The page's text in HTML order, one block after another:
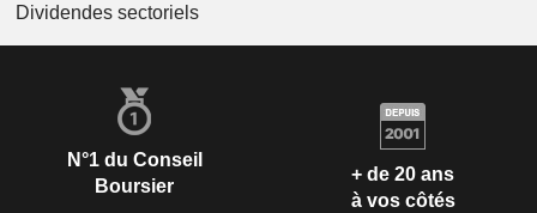
Dividendes sectoriels
N°1 du Conseil
Boursier
+ de 20 ans
à vos côtés